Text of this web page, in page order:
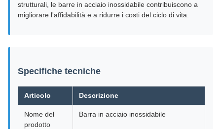
strutturali, le barre in acciaio inossidabile contribuiscono a
migliorare l'affidabilità e a ridurre i costi del ciclo di vita.
Specifiche tecniche
Articolo Descrizione
Nome del
prodotto
Barra in acciaio inossidabile